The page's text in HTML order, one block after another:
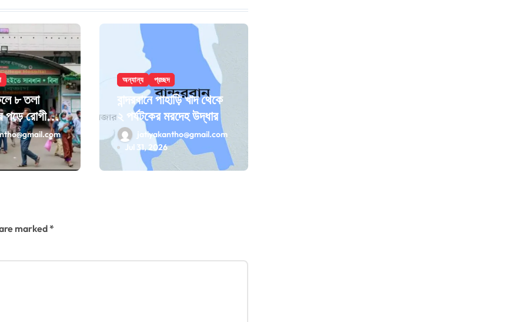
৮ তলা
পড়ে রোগীর
অন্যান্য প্রচ্ছদ
বান্দরবানে পাহাড়ি খাদ থেকে
২ পর্যটকের মরদেহ উদ্ধার
jatiyakantho@gmail.com
Jul 31, 2026
marked*